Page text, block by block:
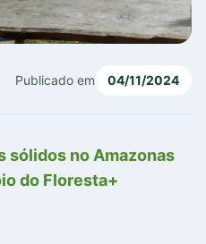
Publicado em 04/11/2024
sólidos no Amazonas
do Floresta+